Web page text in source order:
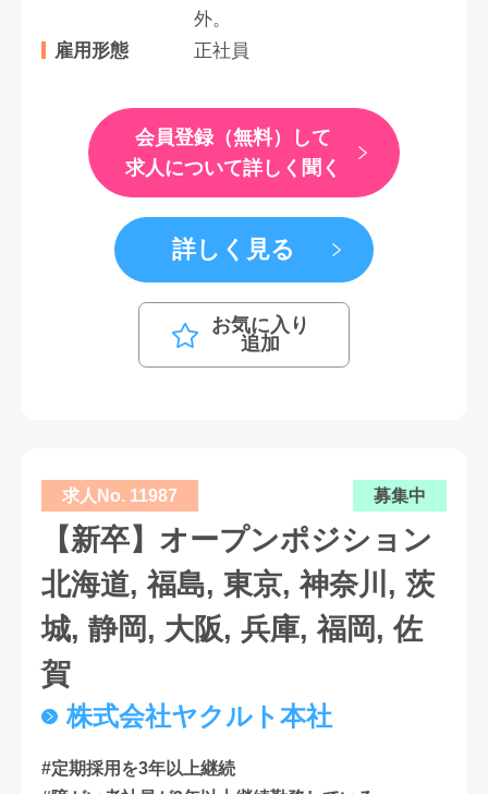
外。
雇用形態
正社員
会員登録（無料）して
求人について詳しく聞く
詳しく見る
お気に入り
追加
求人No. 11987 募集中
【新卒】オープンポジション
北海道, 福島, 東京, 神奈川, 茨
城, 静岡, 大阪, 兵庫, 福岡, 佐
賀
株式会社ヤクルト本社
#定期採用を3年以上継続